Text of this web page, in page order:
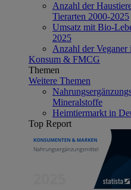
Anzahl der
Tierarten 2000-2025
Umsatz mit Bio-
2025
Anzahl der
Konsum & FMCG
Themen
Weitere Themen
Mineralstoffe
Heimtiermarkt in
Top Report